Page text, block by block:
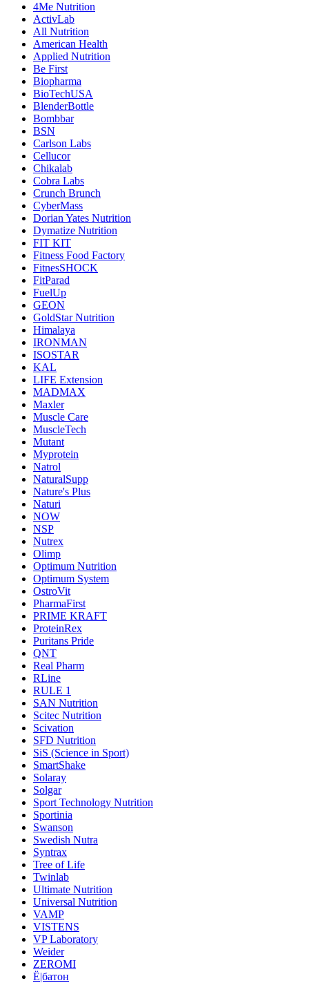
4Me Nutrition
ActivLab
All Nutrition
American Health
Applied Nutrition
Be First
Biopharma
BioTechUSA
BlenderBottle
Bombbar
BSN
Carlson Labs
Cellucor
Chikalab
Cobra Labs
Crunch Brunch
CyberMass
Dorian Yates Nutrition
Dymatize Nutrition
FIT KIT
Fitness Food Factory
FitnesSHOCK
FitParad
FuelUp
GEON
GoldStar Nutrition
Himalaya
IRONMAN
ISOSTAR
KAL
LIFE Extension
MADMAX
Maxler
Muscle Care
MuscleTech
Mutant
Myprotein
Natrol
NaturalSupp
Nature's Plus
Naturi
NOW
NSP
Nutrex
Olimp
Optimum Nutrition
Optimum System
OstroVit
PharmaFirst
PRIME KRAFT
ProteinRex
Puritans Pride
QNT
Real Pharm
RLine
RULE 1
SAN Nutrition
Scitec Nutrition
Scivation
SFD Nutrition
SiS (Science in Sport)
SmartShake
Solaray
Solgar
Sport Technology Nutrition
Sportinia
Swanson
Swedish Nutra
Syntrax
Tree of Life
Twinlab
Ultimate Nutrition
Universal Nutrition
VAMP
VISTENS
VP Laboratory
Weider
ZEROMI
Ё|батон